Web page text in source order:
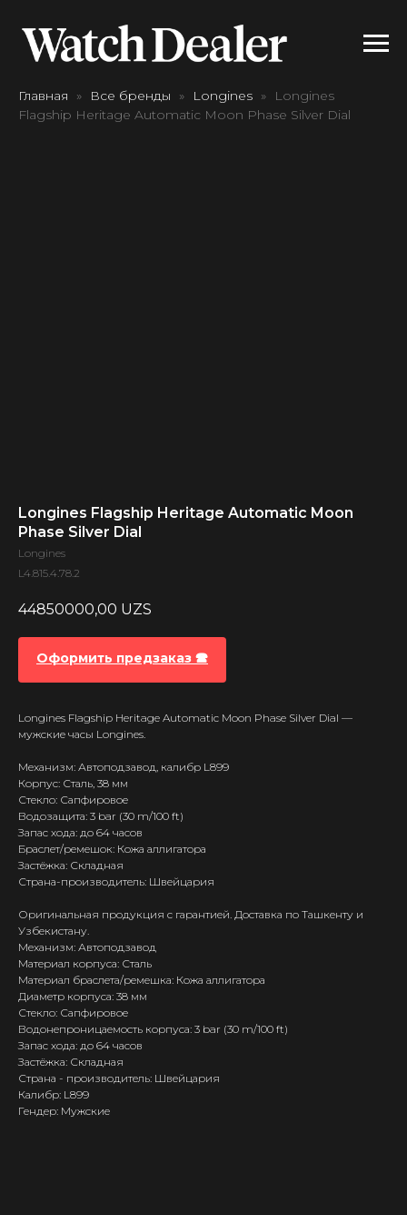
Главная Все бренды Longines
Longines
Flagship Heritage Automatic Moon Phase Silver Dial
Longines Flagship Heritage Automatic Moon
Phase Silver Dial
Longines
L4.815.4.78.2
44850000,00 UZS
Оформить предзаказ 🕿
Longines Flagship Heritage Automatic Moon Phase Silver Dial —
мужские часы Longines.
Механизм: Автоподзавод, калибр L899
Корпус: Сталь, 38 мм
Стекло: Сапфировое
Водозащита: 3 bar (30 m/100 ft)
Запас хода: до 64 часов
Браслет/ремешок: Кожа аллигатора
Застёжка: Складная
Страна-производитель: Швейцария
Оригинальная продукция с гарантией. Доставка по Ташкенту и
Узбекистану.
Механизм: Автоподзавод
Материал корпуса: Сталь
Материал браслета/ремешка: Кожа аллигатора
Диаметр корпуса: 38 мм
Стекло: Сапфировое
Водонепроницаемость корпуса: 3 bar (30 m/100 ft)
Запас хода: до 64 часов
Застёжка: Складная
Страна - производитель: Швейцария
Калибр: L899
Гендер: Мужские